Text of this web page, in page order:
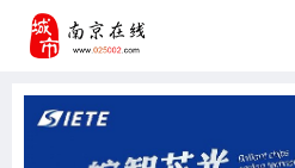
广东站 重庆站